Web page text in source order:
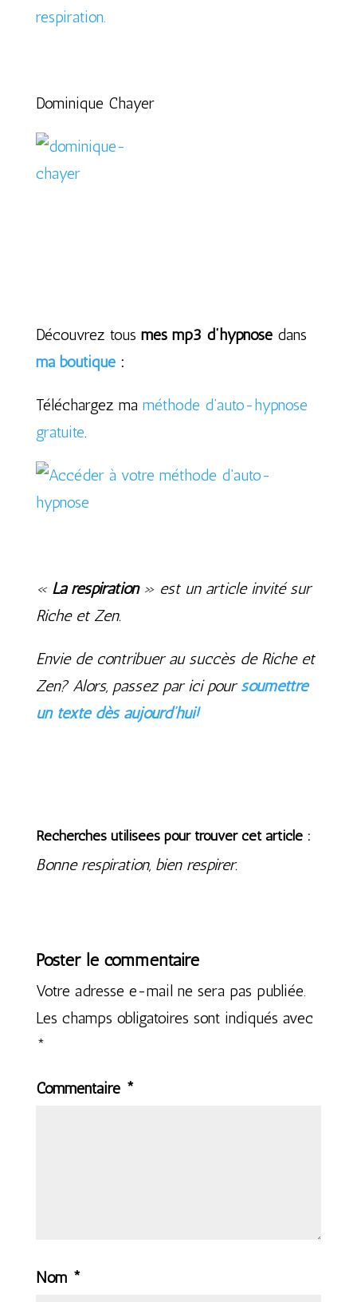
respiration.
Dominique Chayer
Découvrez tous mes mp3 d’hypnosedans
ma boutique:
Téléchargez ma méthode d’auto-hypnose
gratuite.
« La respiration » est un article invité sur
Riche et Zen.
Envie de contribuer au succès de Riche et
Zen? Alors, passez par ici poursoumettre
un texte dès aujourd’hui!
Recherches utilisées pour trouver cet article :
Bonne respiration, bien respirer.
Poster le commentaire
Votre adresse e-mail ne sera pas publiée.
Les champs obligatoires sont indiqués avec
*
Commentaire *
Nom *